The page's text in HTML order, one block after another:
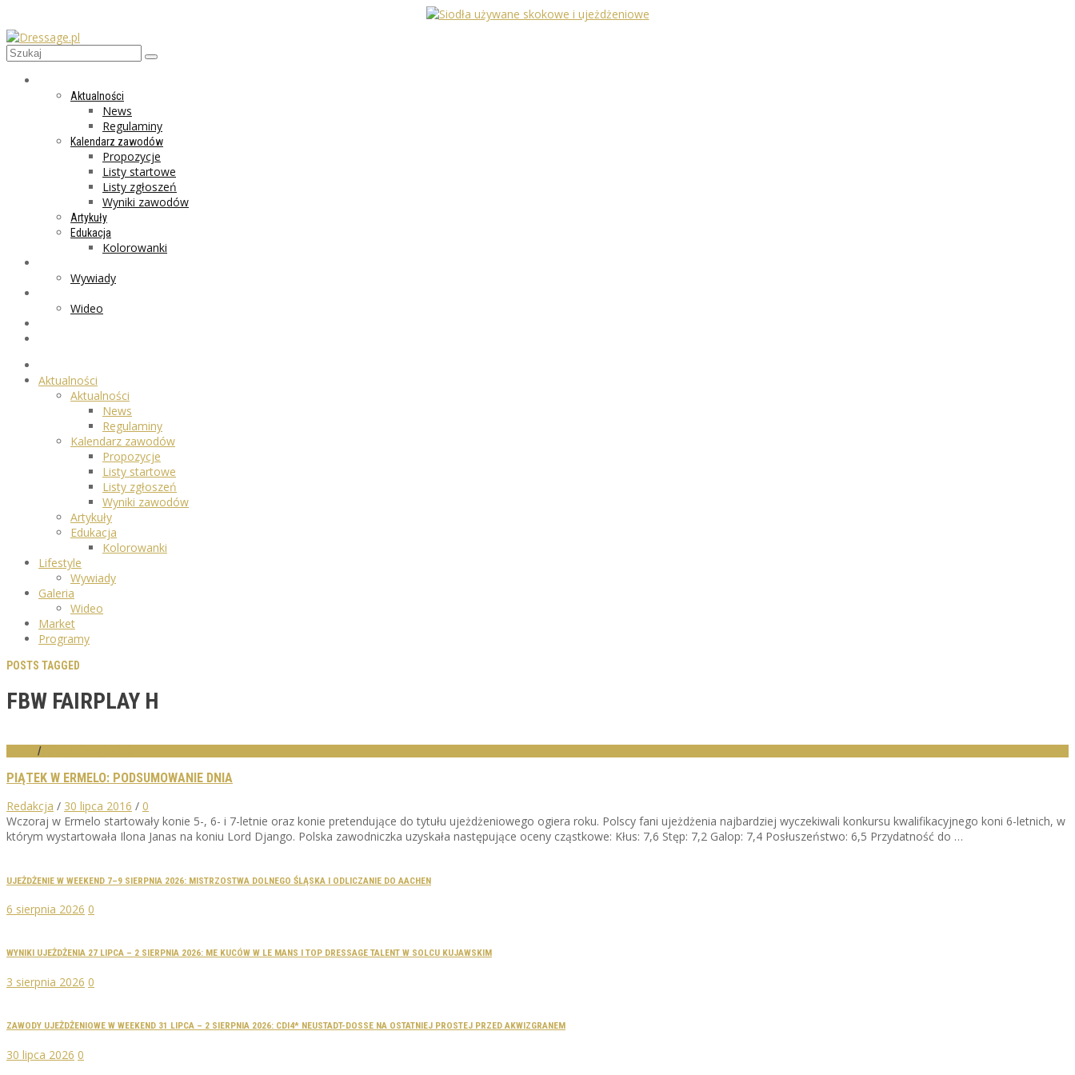
Aktualności
News
Regulaminy
Kalendarz zawodów
Propozycje
Listy startowe
Listy zgłoszeń
Wyniki zawodów
Artykuły
Edukacja
Kolorowanki
Wywiady
Wideo
Aktualności
Aktualności
News
Regulaminy
Kalendarz zawodów
Propozycje
Listy startowe
Listy zgłoszeń
Wyniki zawodów
Artykuły
Edukacja
Kolorowanki
Lifestyle
Wywiady
Galeria
Wideo
Market
Programy
POSTS TAGGED
FBW FAIRPLAY H
/
PIĄTEK W ERMELO: PODSUMOWANIE DNIA
Redakcja / 30 lipca 2016 / 0
Wczoraj w Ermelo startowały konie 5-, 6- i 7-letnie oraz konie pretendujące do tytułu ujeżdżeniowego ogiera roku. Polscy fani ujeżdżenia najbardziej wyczekiwali konkursu kwalifikacyjnego koni 6-letnich, w
którym wystartowała Ilona Janas na koniu Lord Django. Polska zawodniczka uzyskała następujące oceny cząstkowe: Kłus: 7,6 Stęp: 7,2 Galop: 7,4 Posłuszeństwo: 6,5 Przydatność do …
UJEŻDŻENIE W WEEKEND 7–9 SIERPNIA 2026: MISTRZOSTWA DOLNEGO ŚLĄSKA I ODLICZANIE DO AACHEN
6 sierpnia 2026 0
WYNIKI UJEŻDŻENIA 27 LIPCA – 2 SIERPNIA 2026: ME KUCÓW W LE MANS I TOP DRESSAGE TALENT W SOLCU KUJAWSKIM
3 sierpnia 2026 0
ZAWODY UJEŻDŻENIOWE W WEEKEND 31 LIPCA – 2 SIERPNIA 2026: CDI4* NEUSTADT-DOSSE NA OSTATNIEJ PROSTEJ PRZED AKWIZGRANEM
30 lipca 2026 0